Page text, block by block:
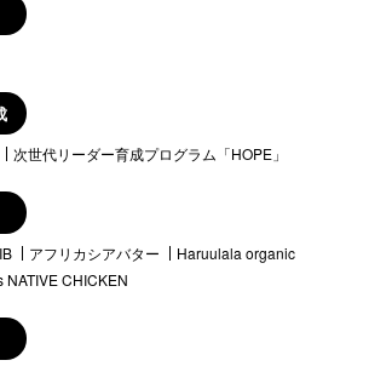
次世代リーダー育成プログラム「HOPE」
アフリカシアバター
Haruulala organic
NATIVE CHICKEN